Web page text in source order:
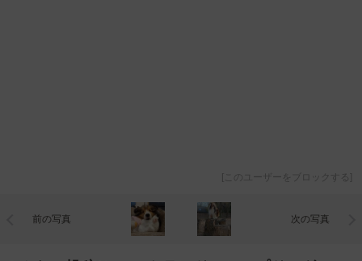
このユーザーをブロックする
前の写真 次の写真